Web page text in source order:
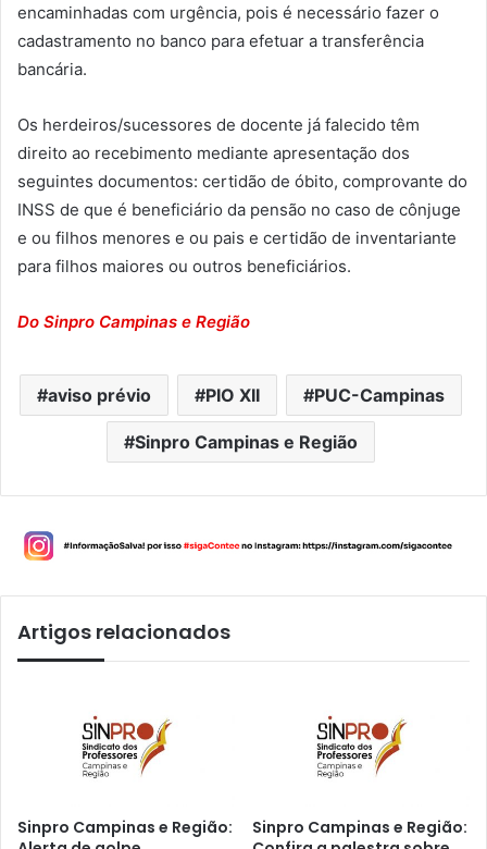
encaminhadas com urgência, pois é necessário fazer o
cadastramento no banco para efetuar a transferência
bancária.
Os herdeiros/sucessores de docente já falecido têm
direito ao recebimento mediante apresentação dos
seguintes documentos: certidão de óbito, comprovante do
INSS de que é beneficiário da pensão no caso de cônjuge
e ou filhos menores e ou pais e certidão de inventariante
para filhos maiores ou outros beneficiários.
Do Sinpro Campinas e Região
aviso prévio PIO XII PUC-Campinas
Sinpro Campinas e Região
Artigos relacionados
Sinpro Campinas e Região:
Sinpro Campinas e Região: